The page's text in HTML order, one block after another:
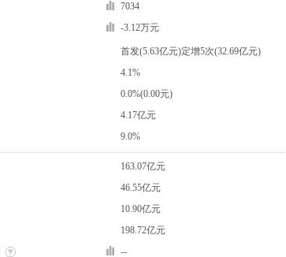
7034
-3.12万元
首发(5.63亿元)定增5次(32.69亿元)
4.1%
0.0%(0.00元)
4.17亿元
9.0%
163.07亿元
46.55亿元
10.90亿元
198.72亿元
--